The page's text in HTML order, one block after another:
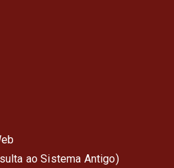
ao Sistema Antigo)